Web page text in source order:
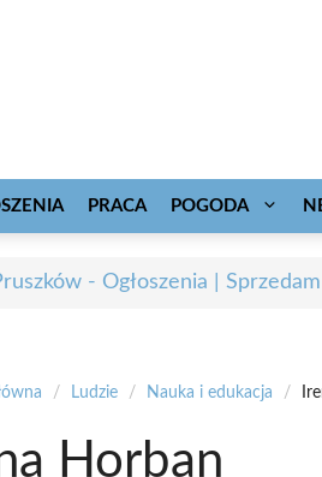
PRACA POGODA
- Ogłoszenia |
/ Ludzie / Nauka i edukacja /
Horban